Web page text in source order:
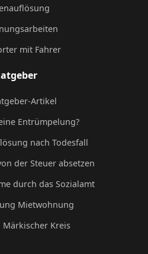
mit Fahrer
Artikel
Entrümpelung?
nach Todesfall
der Steuer absetzen
durch das Sozialamt
Mietwohnung
Kreis